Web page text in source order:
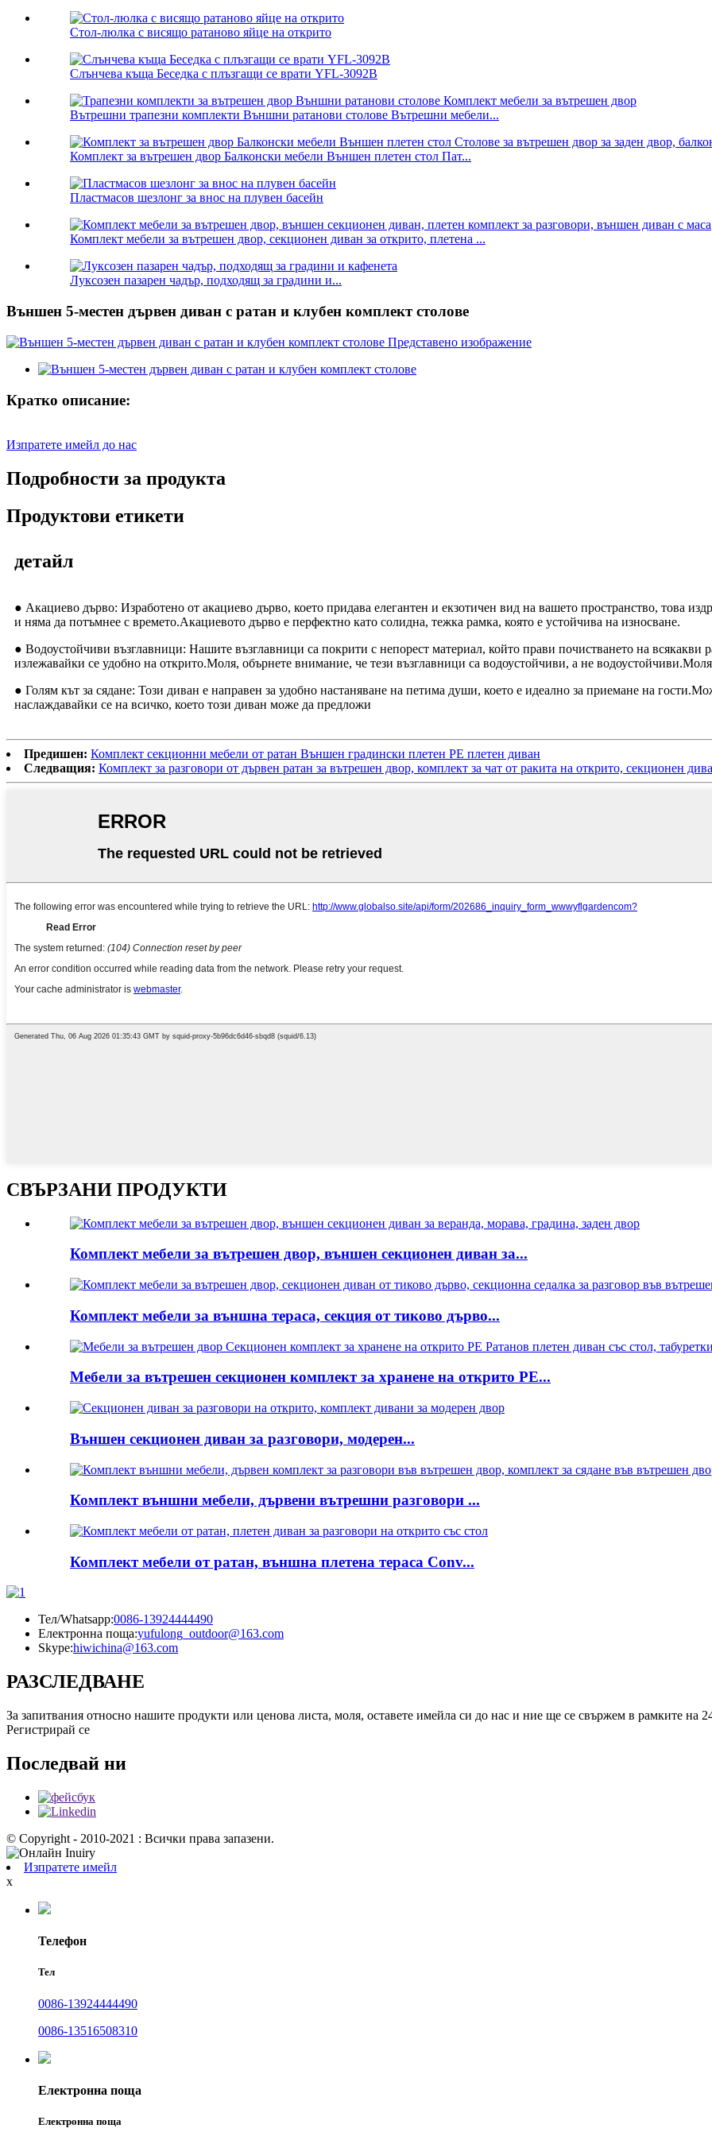
Стол-люлка с висящо ратаново яйце на открито
Слънчева къща Беседка с плъзгащи се врати YFL-3092B
Вътрешни трапезни комплекти Външни ратанови столове Вътрешни мебели...
Комплект за вътрешен двор Балконски мебели Външен плетен стол Пат...
Пластмасов шезлонг за внос на плувен басейн
Комплект мебели за вътрешен двор, секционен диван за открито, плетена ...
Луксозен пазарен чадър, подходящ за градини и...
Външен 5-местен дървен диван с ратан и клубен комплект столове
Кратко описание:
Изпратете имейл до нас
Подробности за продукта
Продуктови етикети
детайл
● Акациево дърво: Изработено от акациево дърво, което придава елегантен и екзотичен вид на вашето пространство, това
и няма да потъмнее с времето.Акациевото дърво е перфектно като солидна, тежка рамка, която е устойчива на износване.
● Водоустойчиви възглавници: Нашите възглавници са покрити с непорест материал, който прави почистването на всякакви
излежавайки се удобно на открито.Моля, обърнете внимание, че тези възглавници са водоустойчиви, а не
● Голям кът за сядане: Този диван е направен за удобно настаняване на петима души, което е идеално за приемане на
наслаждавайки се на всичко, което този диван може да предложи
Предишен: Комплект секционни мебели от ратан Външен градински плетен PE плетен диван
Следващия: Комплект за разговори от дървен ратан за вътрешен двор, комплект за чат от ракита на открито, секционен
СВЪРЗАНИ ПРОДУКТИ
Комплект мебели за вътрешен двор, външен секционен диван за...
Комплект мебели за външна тераса, секция от тиково дърво...
Мебели за вътрешен секционен комплект за хранене на открито PE...
Външен секционен диван за разговори, модерен...
Комплект външни мебели, дървени вътрешни разговори ...
Комплект мебели от ратан, външна плетена тераса Conv...
Тел/Whatsapp:0086-13924444490
Електронна поща:yufulong_outdoor@163.com
Skype:hiwichina@163.com
РАЗСЛЕДВАНЕ
За запитвания относно нашите продукти или ценова листа, моля, оставете имейла си до нас и ние ще се свържем в рамките на
Регистрирай се
Последвай ни
© Copyright - 2010-2021 : Всички права запазени.
Изпратете имейл
x
Телефон
Тел
0086-13924444490
0086-13516508310
Електронна поща
Електронна поща